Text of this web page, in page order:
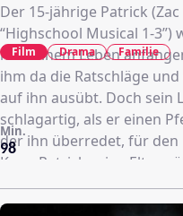
Der 15-jährige Patrick
“Highschool Musical 1-
mit seinem Leben
ihm da die Ratschläge
auf ihn ausübt. Doch sein
schlagartig, als er einen
der ihn überredet, für den
Kann Patrick seine Eltern
lassen, um den reichen
den Champion
98
Min.
Film Drama Familie